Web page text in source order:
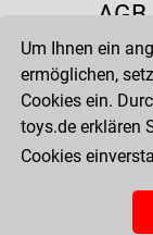
Um Ihnen ein
ermöglichen,
Cookies ein.
toys.de erklären
Cookies
AGB